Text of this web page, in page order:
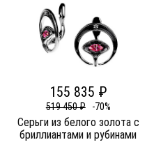
155 835 ₽
519 450 ₽ -70%
Серьги из белого золота c
бриллиантами и рубинами